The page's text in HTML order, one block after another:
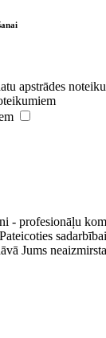
apstrādes
- profesionāļu
Jums